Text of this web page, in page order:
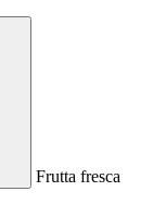
Frutta fresca